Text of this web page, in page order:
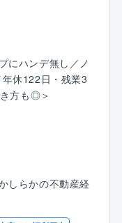
給もあり、管理
伸ばしており、
性を誇っていま
り快適で豊かな
ング業務」へと
います！】
、PCが20時に強
いく取り組みを
ており、自身の
組合運営サポー
合をサポートす
。
大型・タワー型
。
組合に対して、
。
事会）進行サポ
にハンデ無し／ノ
休122日・残業3
方も◎＞
」が感じられま
からのお客様満
、真の課題解決
しらかの不動産経